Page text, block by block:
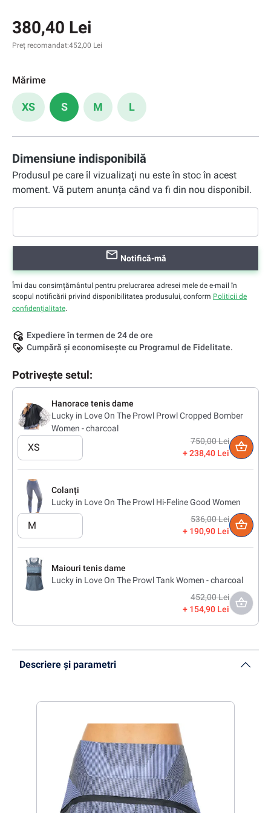
380,40 Lei
Preț recomandat:452,00 Lei
Mărime
XS S M L
Dimensiune indisponibilă
Produsul pe care îl vizualizați nu este în stoc în acest
moment. Vă putem anunța când va fi din nou disponibil.
Notifică-mă
Îmi dau consimțământul pentru prelucrarea adresei mele de e-mail în
scopul notificării privind disponibilitatea produsului, conform Politicii de
confidențialitate.
Expediere în termen de 24 de ore
Cumpără și economisește cu Programul de Fidelitate.
Potrivește setul:
Hanorace tenis dame
Lucky in Love On The Prowl Prowl Cropped Bomber
Women - charcoal
XS
750,00 Lei
238,40 Lei
Colanți
Lucky in Love On The Prowl Hi-Feline Good Women
M
536,00 Lei
190,90 Lei
Maiouri tenis dame
Lucky in Love On The Prowl Tank Women - charcoal
452,00 Lei
154,90 Lei
Descriere și parametri